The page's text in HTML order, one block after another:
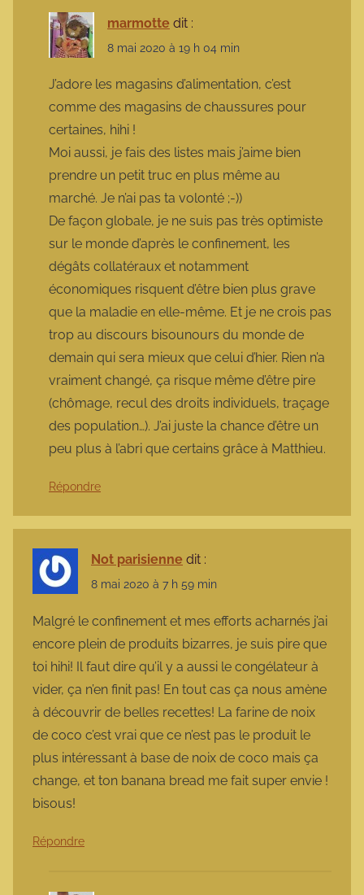
marmotte dit :
8 mai 2020 à 19 h 04 min
J’adore les magasins d’alimentation, c’est
comme des magasins de chaussures pour
certaines, hihi !
Moi aussi, je fais des listes mais j’aime bien
prendre un petit truc en plus même au
marché. Je n’ai pas ta volonté ;-))
De façon globale, je ne suis pas très optimiste
sur le monde d’après le confinement, les
dégâts collatéraux et notamment
économiques risquent d’être bien plus grave
que la maladie en elle-même. Et je ne crois pas
trop au discours bisounours du monde de
demain qui sera mieux que celui d’hier. Rien n’a
vraiment changé, ça risque même d’être pire
(chômage, recul des droits individuels, traçage
des population…). J’ai juste la chance d’être un
peu plus à l’abri que certains grâce à Matthieu.
Répondre
Not parisienne dit :
8 mai 2020 à 7 h 59 min
Malgré le confinement et mes efforts acharnés j’ai
encore plein de produits bizarres, je suis pire que
toi hihi! Il faut dire qu’il y a aussi le congélateur à
vider, ça n’en finit pas! En tout cas ça nous amène
à découvrir de belles recettes! La farine de noix
de coco c’est vrai que ce n’est pas le produit le
plus intéressant à base de noix de coco mais ça
change, et ton banana bread me fait super envie !
bisous!
Répondre